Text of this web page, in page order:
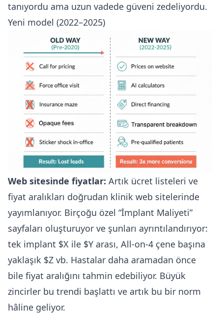
tanıyordu ama uzun vadede güveni zedeliyordu.
Yeni model (2022–2025)
Web sitesinde fiyatlar: Artık ücret listeleri ve
fiyat aralıkları doğrudan klinik web sitelerinde
yayımlanıyor. Birçoğu özel “İmplant Maliyeti”
sayfaları oluşturuyor ve şunları ayrıntılandırıyor:
tek implant $X ile $Y arası, All-on-4 çene başına
yaklaşık $Z vb. Hastalar daha aramadan önce
bile fiyat aralığını tahmin edebiliyor. Büyük
zincirler bu trendi başlattı ve artık bu bir norm
hâline geliyor.